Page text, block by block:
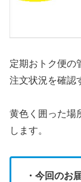
定期おトク便の
注文状況を確認
黄色く囲った場
します。
・今回のお